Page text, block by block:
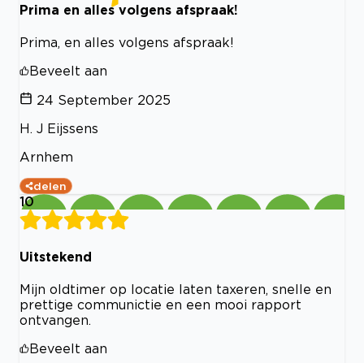
Prima en alles volgens afspraak!
Prima, en alles volgens afspraak!
Beveelt aan
24 September 2025
H. J Eijssens
Arnhem
delen
10
Uitstekend
Mijn oldtimer op locatie laten taxeren, snelle en
prettige communictie en een mooi rapport
ontvangen.
Beveelt aan